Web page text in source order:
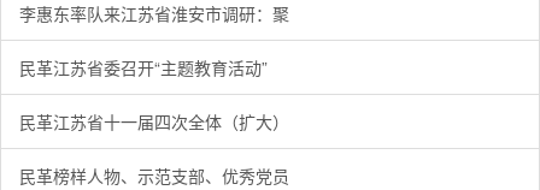
李惠东率队来江苏省淮安市调研：聚
民革江苏省委召开“主题教育活动”
民革江苏省十一届四次全体（扩大）
民革榜样人物、示范支部、优秀党员